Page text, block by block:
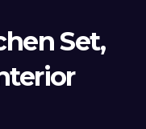
Set,